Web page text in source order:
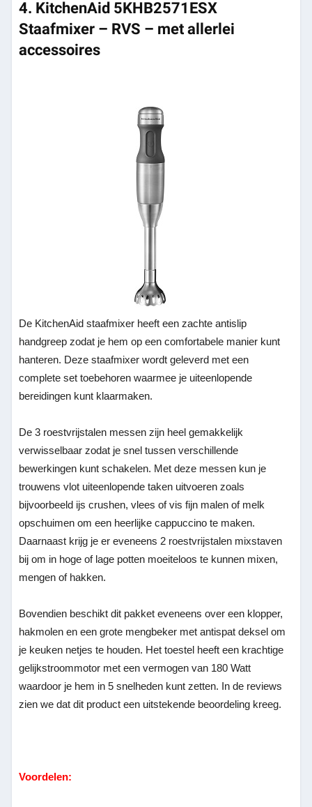
4. KitchenAid 5KHB2571ESX
Staafmixer – RVS – met allerlei
accessoires
De KitchenAid staafmixer heeft een zachte antislip
handgreep zodat je hem op een comfortabele manier kunt
hanteren. Deze staafmixer wordt geleverd met een
complete set toebehoren waarmee je uiteenlopende
bereidingen kunt klaarmaken.
De 3 roestvrijstalen messen zijn heel gemakkelijk
verwisselbaar zodat je snel tussen verschillende
bewerkingen kunt schakelen. Met deze messen kun je
trouwens vlot uiteenlopende taken uitvoeren zoals
bijvoorbeeld ijs crushen, vlees of vis fijn malen of melk
opschuimen om een heerlijke cappuccino te maken.
Daarnaast krijg je er eveneens 2 roestvrijstalen mixstaven
bij om in hoge of lage potten moeiteloos te kunnen mixen,
mengen of hakken.
Bovendien beschikt dit pakket eveneens over een klopper,
hakmolen en een grote mengbeker met antispat deksel om
je keuken netjes te houden. Het toestel heeft een krachtige
gelijkstroommotor met een vermogen van 180 Watt
waardoor je hem in 5 snelheden kunt zetten. In de reviews
zien we dat dit product een uitstekende beoordeling kreeg.
Voordelen: